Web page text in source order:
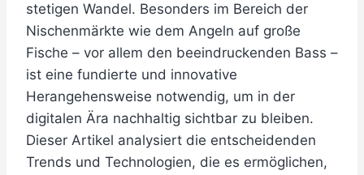
stetigen Wandel. Besonders im Bereich der
Nischenmärkte wie dem Angeln auf große
Fische – vor allem den beeindruckenden Bass –
ist eine fundierte und innovative
Herangehensweise notwendig, um in der
digitalen Ära nachhaltig sichtbar zu bleiben.
Dieser Artikel analysiert die entscheidenden
Trends und Technologien, die es ermöglichen,